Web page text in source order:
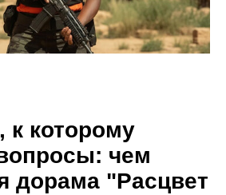
к которому
чем
дорама "Расцвет